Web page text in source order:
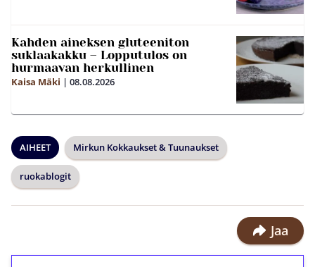
Kahden aineksen gluteeniton
suklaakakku – Lopputulos on
hurmaavan herkullinen
Kaisa Mäki | 08.08.2026
AIHEET Mirkun Kokkaukset & Tuunaukset
ruokablogit
Jaa